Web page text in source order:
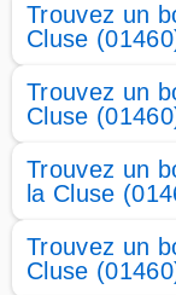
Trouvez un
Cluse
Trouvez un
Cluse
Trouvez un
la Cluse
Trouvez un
Cluse